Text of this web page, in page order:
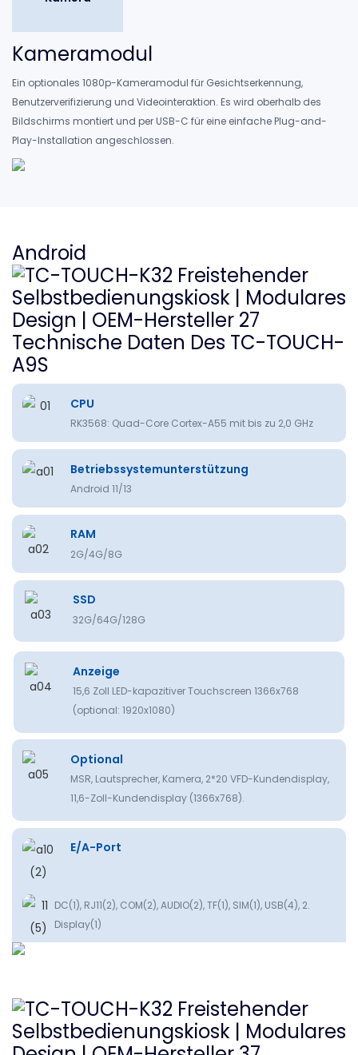
Kameramodul
Ein optionales 1080p-Kameramodul für Gesichtserkennung,
Benutzerverifizierung und Videointeraktion. Es wird oberhalb des
Bildschirms montiert und per USB-C für eine einfache Plug-and-
Play-Installation angeschlossen.
Android
Technische Daten Des TC-TOUCH-
A9S
CPU
RK3568: Quad-Core Cortex-A55 mit bis zu 2,0 GHz
Betriebssystemunterstützung
Android 11/13
RAM
2G/4G/8G
SSD
32G/64G/128G
Anzeige
15,6 Zoll LED-kapazitiver Touchscreen 1366x768
(optional: 1920x1080)
Optional
MSR, Lautsprecher, Kamera, 2*20 VFD-Kundendisplay,
11,6-Zoll-Kundendisplay (1366x768).
E/A-Port
DC(1), RJ11(2), COM(2), AUDIO(2), TF(1), SIM(1), USB(4), 2.
Display(1)